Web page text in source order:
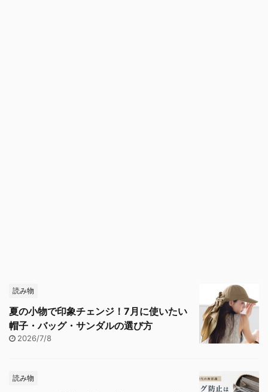
読み物
夏の小物で印象チェンジ！7月に使いたい
帽子・バッグ・サンダルの選び方
2026/7/8
読み物